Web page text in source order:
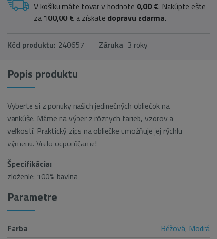
V košíku máte tovar v hodnote 0,00 €. Nakúpte ešte
za 100,00 € a získate dopravu zdarma.
Kód produktu: 240657 Záruka: 3 roky
Popis produktu
Vyberte si z ponuky našich jedinečných obliečok na
vankúše. Máme na výber z rôznych farieb, vzorov a
veľkostí. Praktický zips na obliečke umožňuje jej rýchlu
výmenu. Vrelo odporúčame!
Špecifikácia:
zloženie: 100% bavlna
Parametre
Farba Béžová, Modrá